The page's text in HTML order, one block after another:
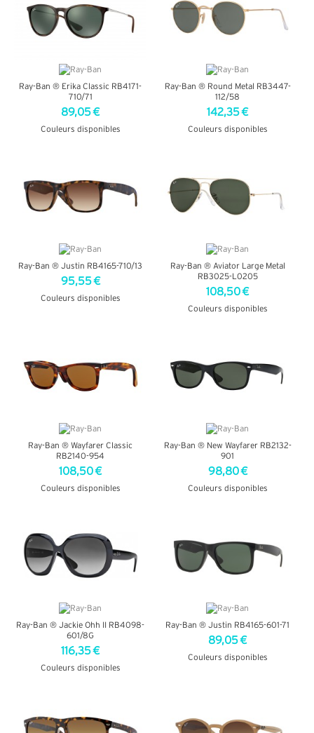
Ray-Ban ® Erika Classic RB4171-
710/71
89,05 €
Couleurs disponibles
Ray-Ban ® Round Metal RB3447-
112/58
142,35 €
Couleurs disponibles
Ray-Ban ® Justin RB4165-710/13
95,55 €
Couleurs disponibles
Ray-Ban ® Aviator Large Metal
RB3025-L0205
108,50 €
Couleurs disponibles
Ray-Ban ® Wayfarer Classic
RB2140-954
108,50 €
Couleurs disponibles
Ray-Ban ® New Wayfarer RB2132-
901
98,80 €
Couleurs disponibles
Ray-Ban ® Jackie Ohh II RB4098-
601/8G
116,35 €
Couleurs disponibles
Ray-Ban ® Justin RB4165-601-71
89,05 €
Couleurs disponibles